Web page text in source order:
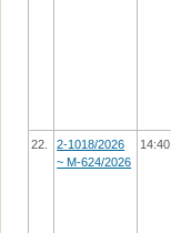
22.
2-1018/2026
~ М-624/2026
14:40